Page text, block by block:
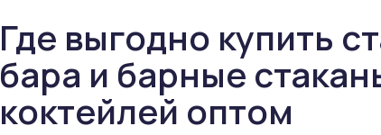
Где выгодно купить
бара и барные
коктейлей оптом